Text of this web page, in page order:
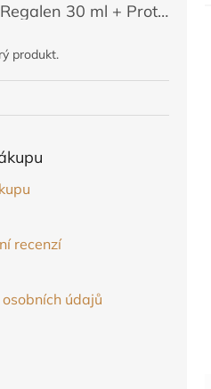
Energy Regalen 30 ml + Protektin 50 ml (POUZE PRO ČLENY)
produktu je 5 z 5 hvězdiček.
produkt.
recenzí
údajů